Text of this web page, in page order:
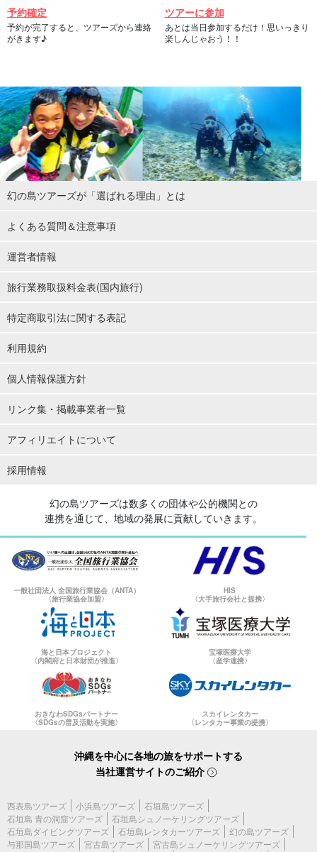
予約確定
予約が完了すると、ツアーズから連絡
がきます♪
ツアーに参加
あとは当日参加するだけ！思いっきり
楽しんじゃおう！！
幻の島ツアーズが「選ばれる理由」とは
よくある質問＆注意事項
運営者情報
旅行業務取扱料金表(国内旅行)
特定商取引法に関する表記
利用規約
個人情報保護方針
リンク集・掲載事業者一覧
アフィリエイトについて
採用情報
幻の島ツアーズは数多くの団体や公的機関との
連携を通じて、地域の発展に貢献していきます。
一般社団法人 全国旅行業協会（ANTA）
〈旅行業協会加盟〉
HIS
〈大手旅行会社と提携〉
海と日本プロジェクト
〈内閣府と日本財団が推進〉
宝塚医療大学
〈産学連携〉
おきなわSDGsパートナー
〈SDGsの普及活動を実施〉
スカイレンタカー
〈レンタカー事業の提携〉
沖縄を中心に各地の旅をサポートする
当社運営サイトのご紹介
西表島ツアーズ 小浜島ツアーズ
石垣島ツアーズ
石垣島 青の洞窟ツアーズ
石垣島シュノーケリングツアーズ
石垣島ダイビングツアーズ
石垣島レンタカーツアーズ
幻の島ツアーズ
与那国島ツアーズ
宮古島ツアーズ
宮古島シュノーケリングツアーズ